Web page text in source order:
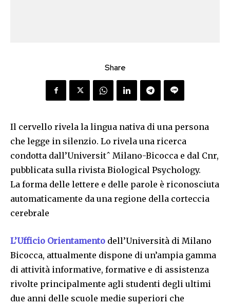
Share
Il cervello rivela la lingua nativa di una persona
che legge in silenzio. Lo rivela una ricerca
condotta dall’Universitˆ Milano-Bicocca e dal Cnr,
pubblicata sulla rivista Biological Psychology.
La forma delle lettere e delle parole è riconosciuta
automaticamente da una regione della corteccia
cerebrale
L’Ufficio Orientamento dell’Università di Milano
Bicocca, attualmente dispone di un’ampia gamma
di attività informative, formative e di assistenza
rivolte principalmente agli studenti degli ultimi
due anni delle scuole medie superiori che